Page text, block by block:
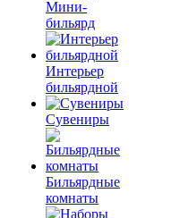
Мини-
бильярд
Интерьер
бильярдной
Сувениры
Бильярдные
комнаты